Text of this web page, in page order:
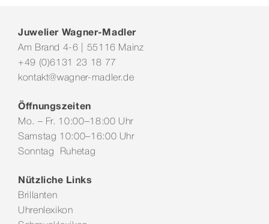
Wellendorff
Service & Leistungen
Juwelier Wagner-Madler
Am Brand 4-6 | 55116 Mainz
+49 (0)6131 23 18 77
kontakt@wagner-madler.de
Öffnungszeiten
Mo. – Fr. 10:00–18:00 Uhr
Samstag 10:00–16:00 Uhr
Sonntag Ruhetag
Nützliche Links
Brillanten
Uhrenlexikon